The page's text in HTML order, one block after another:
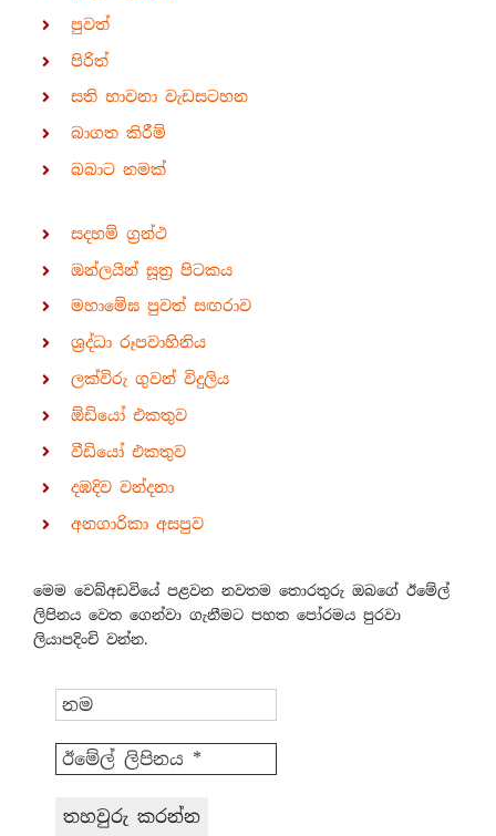
පුවත්
පිරිත්
සති භාවනා වැඩසටහන
බාගත කිරීම්
බබාට නමක්
සදහම් ග්‍රන්ථ
ඔන්ලයින් සූත්‍ර පිටකය
මහාමේඝ පුවත් සඟරාව
ශ්‍රද්ධා රූපවාහිනිය
ලක්විරු ගුවන් විදුලිය
ඕඩියෝ එකතුව
වීඩියෝ එකතුව
දඹදිව වන්දනා
අනගාරිකා අසපුව
මෙම වෙබ්අඩවියේ පළවන නවතම තොරතුරු ඔබගේ ඊමේල්
ලිපිනය වෙත ගෙන්වා ගැනීමට පහත පෝරමය පුරවා
ලියාපදිංචි වන්න.